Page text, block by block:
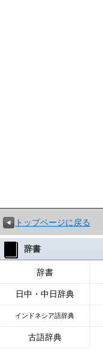
トップページに戻る
辞書
辞書
日中・中日辞典
インドネシア語辞典
古語辞典